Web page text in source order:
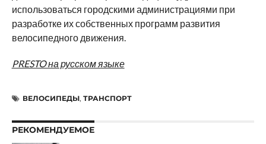
использоваться городскими администрациями при
разработке их собственных программ развития
велосипедного движения.
PRESTO на русском языке
ВЕЛОСИПЕДЫ, ТРАНСПОРТ
РЕКОМЕНДУЕМОЕ